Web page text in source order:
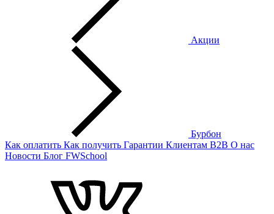
Акции
Бурбон
Как оплатить Как получить Гарантии Клиентам B2B О нас
Новости Блог FWSchool